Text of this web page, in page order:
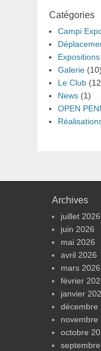
Catégories
Campi
Expositions
Galerie (10)
Le Club
News (1)
OPEN
Archives
juillet 2026
juin 2026
mai 2026
avril 2026
mars 2026
février
janvier
décembre
novembre
octobre